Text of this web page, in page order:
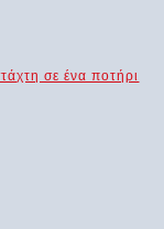
σε ένα ποτήρι